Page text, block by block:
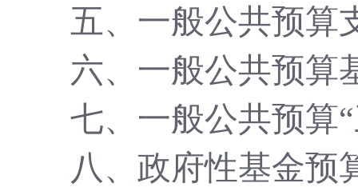
五、一般公共预算
六、一般公共预算
七、一般公共预算
八、政府性基金预